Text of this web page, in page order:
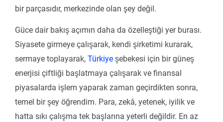
bir parçasıdır, merkezinde olan şey değil.
Güce dair bakış açımın daha da özelleştiği yer burası.
Siyasete girmeye çalışarak, kendi şirketimi kurarak,
sermaye toplayarak, Türkiye şebekesi için bir güneş
enerjisi çiftliği başlatmaya çalışarak ve finansal
piyasalarda işlem yaparak zaman geçirdikten sonra,
temel bir şey öğrendim. Para, zekâ, yetenek, iyilik ve
hatta sıkı çalışma tek başlarına yeterli değildir. En az